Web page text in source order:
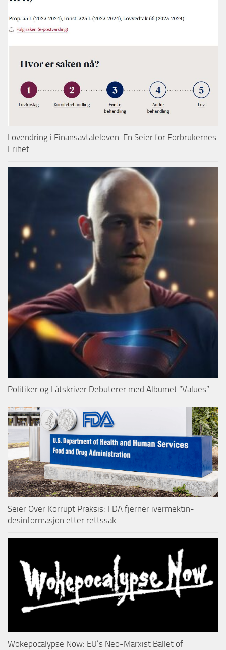
Lovendring i Finansavtaleloven: En Seier for Forbrukernes
Frihet
Politiker og Låtskriver Debuterer med Albumet “Values”
Seier Over Korrupt Praksis: FDA fjerner ivermektin-
desinformasjon etter rettssak
Wokepocalypse Now: EU’s Neo-Marxist Ballet of